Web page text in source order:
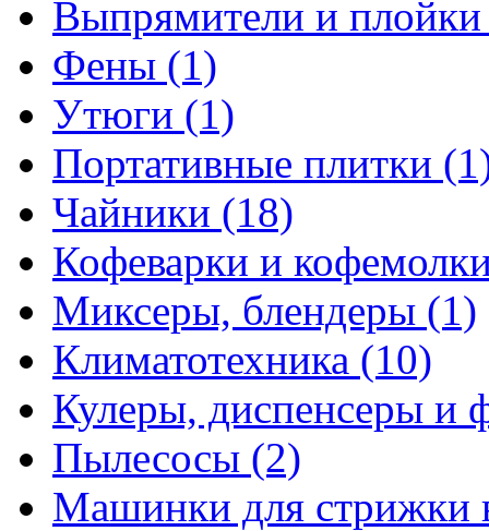
Выпрямители и
Фены (1)
Утюги (1)
Портативные плитки
Чайники (18)
Кофеварки и
Миксеры, блендеры (1)
Климатотехника (10)
Кулеры, диспенсеры и
Пылесосы (2)
Машинки для стрижки